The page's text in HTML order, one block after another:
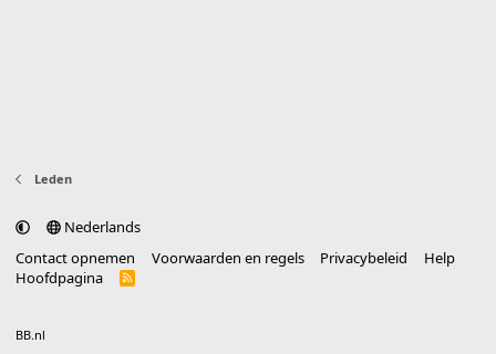
Leden
Nederlands
Contact opnemen
Voorwaarden en regels Privacybeleid
Help
Hoofdpagina
R
BB.nl